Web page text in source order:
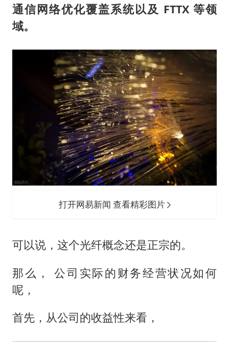
通信网络优化覆盖系统以及 FTTX 等领
域。
打开网易新闻 查看精彩图片
可以说，这个光纤概念还是正宗的。
那么， 公司实际的财务经营状况如何
呢，
首先，从公司的收益性来看，